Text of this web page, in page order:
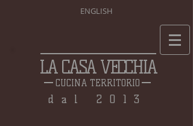
ENGLISH
LA CASA VECCHIA
CUCINA TERRITORIO
dal 2013